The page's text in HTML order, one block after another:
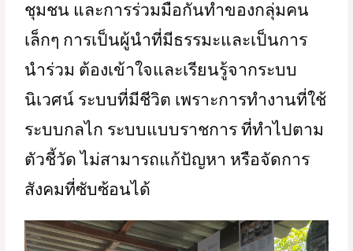
ชุมชน และการร่วมมือกันทำของกลุ่มคน
เล็กๆ การเป็นผู้นำที่มีธรรมะและเป็นการ
นำร่วม ต้องเข้าใจและเรียนรู้จากระบบ
นิเวศน์ ระบบที่มีชีวิต เพราะการทำงานที่ใช้
ระบบกลไก ระบบแบบราชการ ที่ทำไปตาม
ตัวชี้วัด ไม่สามารถแก้ปัญหา หรือจัดการ
สังคมที่ซับซ้อนได้